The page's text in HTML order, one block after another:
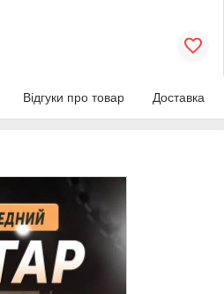
Відгуки про товар Доставка